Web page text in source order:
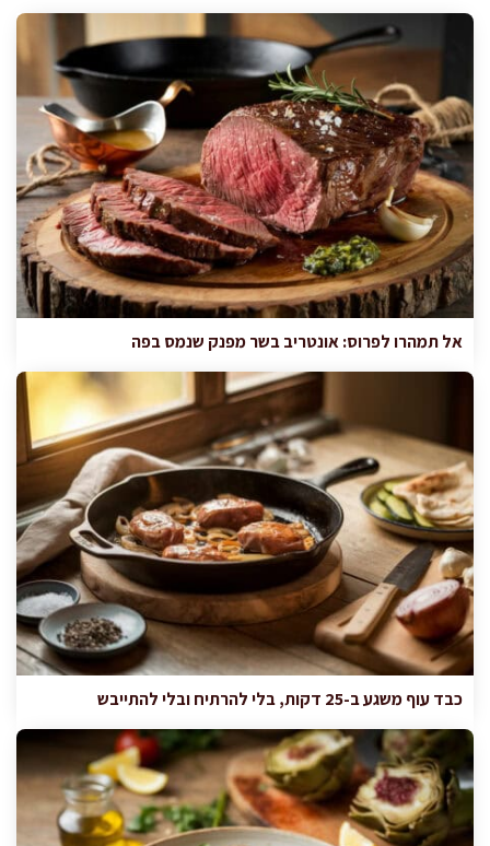
אל תמהרו לפרוס: אונטריב בשר מפנק שנמס בפה
כבד עוף משגע ב-25 דקות, בלי להרתיח ובלי להתייבש